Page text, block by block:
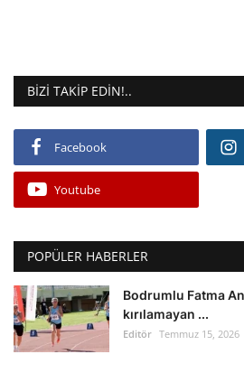
BIZI TAKIP EDIN!..
Facebook
Youtube
POPÜLER HABERLER
Bodrumlu Fatma
kırılamayan ...
Editör Temmuz 15, 2026